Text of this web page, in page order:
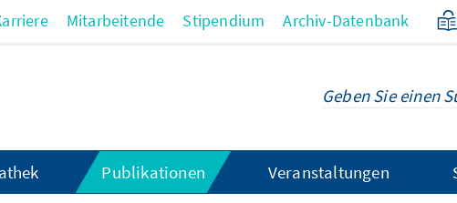
Mitarbeitende Stipendium Archiv-Datenbank
Publikationen Veranstaltungen